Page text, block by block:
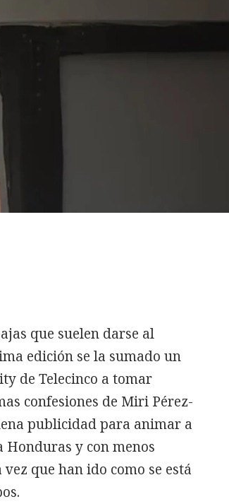
que suelen darse al
edición se la sumado un
de Telecinco a tomar
confesiones de Miri Pérez-
publicidad para animar a
Honduras y con menos
que han ido como se está